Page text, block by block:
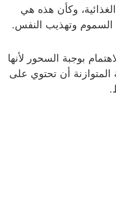
وكأن هذه هي
السموم وتهذيب النفس.
بوجبة السحور لأنها
المتوازنة أن تحتوي على